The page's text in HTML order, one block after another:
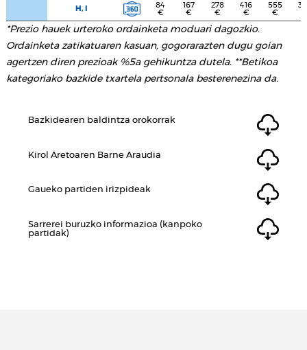
H, I
84
€
167
€
278
€
416
€
555
€
*Prezio hauek urteroko ordainketa moduari dagozkio.
Ordainketa zatikatuaren kasuan, gogorarazten dugu goian
agertzen diren prezioak %5a gehikuntza dutela. **Betikoa
kategoriako bazkide txartela pertsonala besterenezina da.
Bazkidearen baldintza orokorrak
Kirol Aretoaren Barne Araudia
Gaueko partiden irizpideak
Sarrerei buruzko informazioa (kanpoko
partidak)